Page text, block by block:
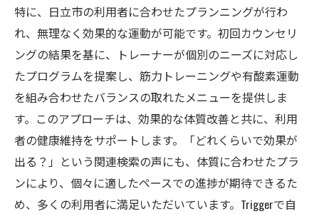
特に、日立市の利用者に合わせたプランニングが行わ
れ、無理なく効果的な運動が可能です。初回カウンセリ
ングの結果を基に、トレーナーが個別のニーズに対応し
たプログラムを提案し、筋力トレーニングや有酸素運動
を組み合わせたバランスの取れたメニューを提供しま
す。このアプローチは、効果的な体質改善と共に、利用
者の健康維持をサポートします。「どれくらいで効果が
出る？」という関連検索の声にも、体質に合わせたプラ
ンにより、個々に適したペースでの進捗が期待できるた
め、多くの利用者に満足いただいています。Triggerで自